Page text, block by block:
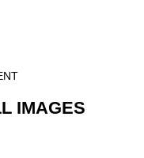
IMAGES